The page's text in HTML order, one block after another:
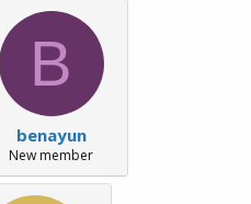
B
benayun
New member